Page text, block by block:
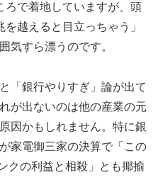
ろで着地していますが、頭
越えると目立っちゃう」
気すら漂うのです。
「銀行やりすぎ」論が出て
が出ないのは他の産業の元
因かもしれません。特に銀
家電御三家の決算で「この
クの利益と相殺」とも揶揄